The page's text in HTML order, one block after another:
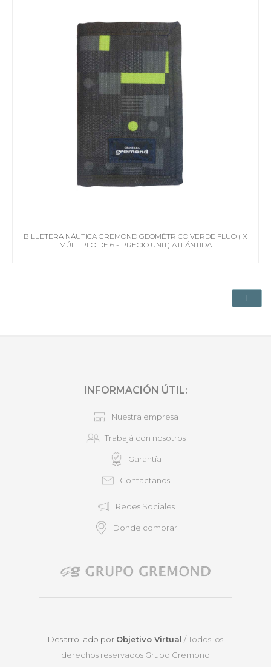
BILLETERA NÁUTICA GREMOND GEOMÉTRICO VERDE FLUO ( X
MÚLTIPLO DE 6 - PRECIO UNIT) ATLÁNTIDA
1
INFORMACIÓN ÚTIL:
Nuestra empresa
Trabajá con nosotros
Garantía
Contactanos
Redes Sociales
Donde comprar
Desarrollado por Objetivo Virtual / Todos los
derechos reservados Grupo Gremond